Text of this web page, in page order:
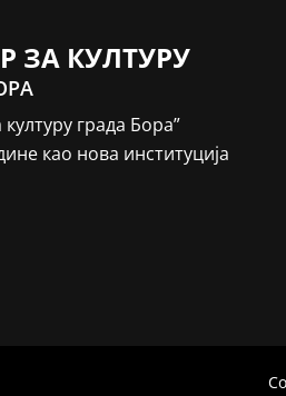
ЗА КУЛТУРУ
града Бора”
као нова институција